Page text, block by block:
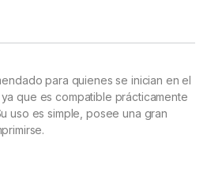
para quienes se inician en el
que es compatible prácticamente
uso es simple, posee una gran